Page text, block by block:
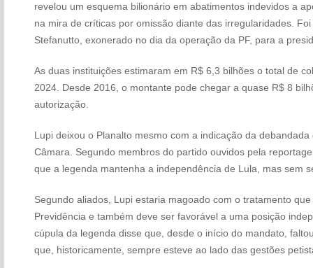
revelou um esquema bilionário em abatimentos indevidos a
na mira de críticas por omissão diante das irregularidades.
Stefanutto, exonerado no dia da operação da PF, para a
As duas instituições estimaram em R$ 6,3 bilhões o total de
2024. Desde 2016, o montante pode chegar a quase R$ 8
autorização.
Lupi deixou o Planalto mesmo com a indicação da
Câmara. Segundo membros do partido ouvidos pela
que a legenda mantenha a independência de Lula, mas sem
Segundo aliados, Lupi estaria magoado com o tratamento
Previdência e também deve ser favorável a uma posição
cúpula da legenda disse que, desde o início do mandato,
que, historicamente, sempre esteve ao lado das gestões